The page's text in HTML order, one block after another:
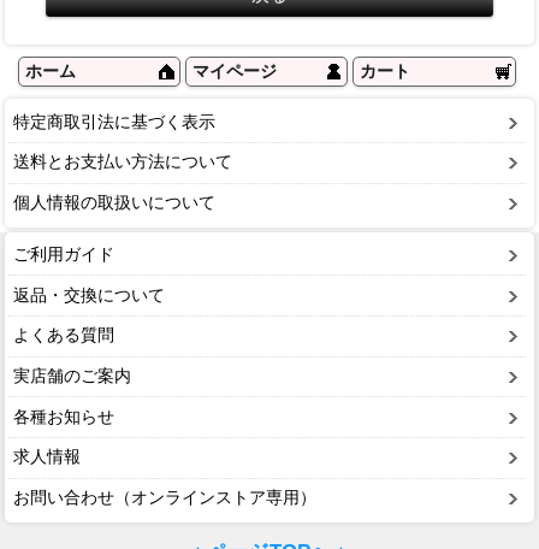
ホーム マイページ カート
特定商取引法に基づく表示
送料とお支払い方法について
個人情報の取扱いについて
ご利用ガイド
返品・交換について
よくある質問
実店舗のご案内
各種お知らせ
求人情報
お問い合わせ（オンラインストア専用）